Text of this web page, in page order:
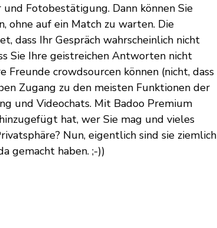
Fotobestätigung. Dann können Sie
ohne auf ein Match zu warten. Die
dass Ihr Gespräch wahrscheinlich nicht
Sie Ihre geistreichen Antworten nicht
Freunde crowdsourcen können (nicht, dass
Zugang zu den meisten Funktionen der
und Videochats. Mit Badoo Premium
hat, wer Sie mag und vieles
Nun, eigentlich sind sie ziemlich
gemacht haben. ;-))